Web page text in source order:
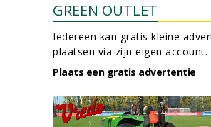
GREEN OUTLET
Iedereen kan gratis kleine
plaatsen via zijn eigen account.
Plaats een gratis advertentie